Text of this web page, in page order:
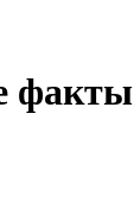
факты